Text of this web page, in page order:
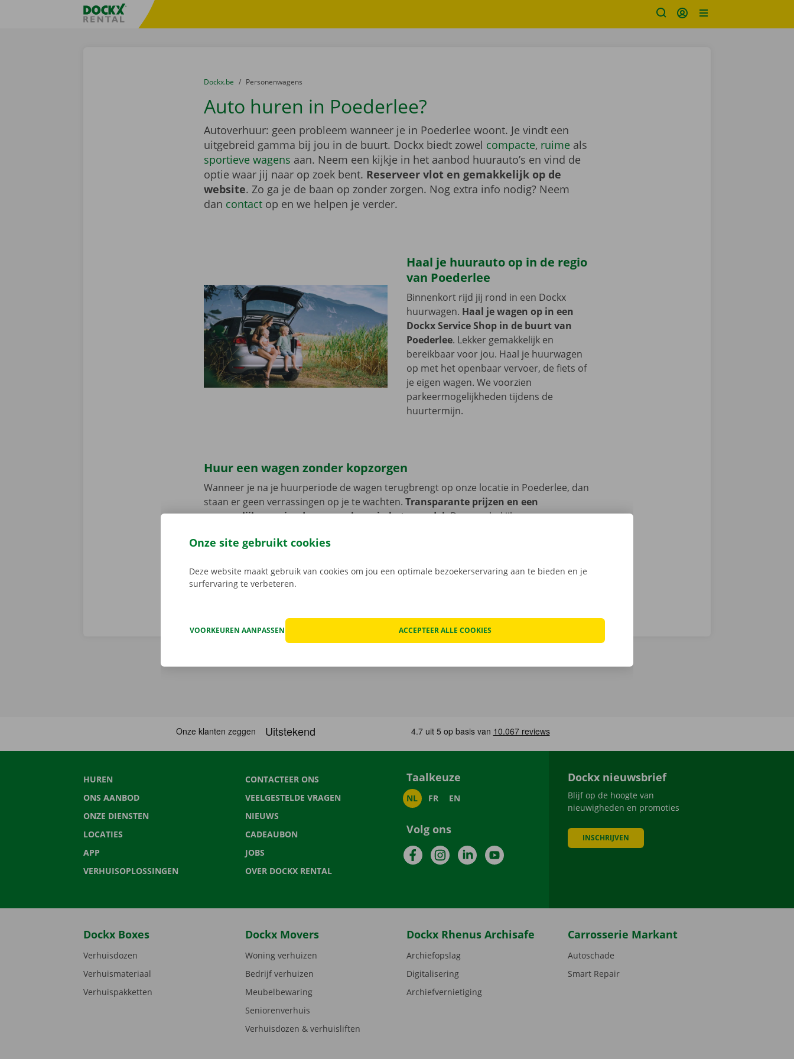
Taalselectie overslaanFratello DEMO
U bevindt zich hier:
van
Dockx.be naar
Personenwagens
Auto huren in Poederlee?
Autoverhuur: geen probleem wanneer je in Poederlee woont. Je vindt een
uitgebreid gamma bij jou in de buurt. Dockx biedt zowel compacte, ruimeals
sportieve wagens aan. Neem een kijkje in het aanbod huurauto’s en vind de
optie waar jij naar op zoek bent. Reserveer vlot en gemakkelijk op de
website. Zo ga je de baan op zonder zorgen. Nog extra info nodig? Neem
dan contactop en we helpen je verder.
Haal je huurauto op in de regio
van Poederlee
Binnenkort rijd jij rond in een Dockx
huurwagen. Haal je wagen op in een
Dockx Service Shop in de buurt van
Poederlee. Lekker gemakkelijk en
bereikbaar voor jou. Haal je huurwagen
op met het openbaar vervoer, de fiets of
je eigen wagen. We voorzien
parkeermogelijkheden tijdens de
huurtermijn.
Huur een wagen zonder kopzorgen
Wanneer je na je huurperiode de wagen terugbrengt op onze locatie in Poederlee, dan
staan er geen verrassingen op je te wachten. Transparante prijzen en een
persoonlijke service dragen we hoog in het vaandel.Daarom bekijken we op
van pechverhelping binnen heel Europa. Zo geraak je altijd veilig thuis.
HUREN
ONS AANBOD
ONZE DIENSTEN
LOCATIES
APP
VERHUISOPLOSSINGEN
CONTACTEER ONS
VEELGESTELDE VRAGEN
NIEUWS
CADEAUBON
JOBS
OVER DOCKX RENTAL
Taalkeuze
NL FR EN
Volg ons
FacebookInstagramLinkedInYouTube
Dockx nieuwsbrief
Blijf op de hoogte van
nieuwigheden en promoties
INSCHRIJVEN
Dockx Boxes
Verhuisdozen
Verhuismateriaal
Verhuispakketten
Dockx Movers
Woning verhuizen
Bedrijf verhuizen
Meubelbewaring
Seniorenverhuis
Verhuisdozen & verhuisliften
Dockx Rhenus Archisafe
Archiefopslag
Digitalisering
Archiefvernietiging
Carrosserie Markant
Autoschade
Smart Repair
Onze site gebruikt cookies
Deze website maakt gebruik van cookies om jou een optimale bezoekerservaring aan te bieden en je
surfervaring te verbeteren.
VOORKEUREN AANPASSEN ACCEPTEER ALLE COOKIES